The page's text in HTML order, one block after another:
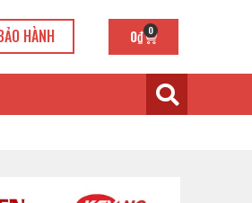
HÀNH 0₫ 0